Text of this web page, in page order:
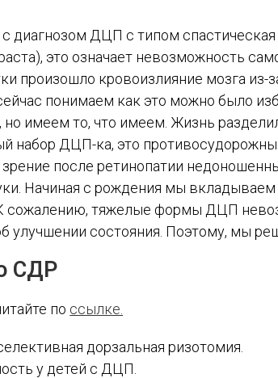
с диагнозом ДЦП с типом
это означает невозможность
произошло кровоизлияние мозга из-
понимаем как это можно было
имеем то, что имеем. Жизнь
набор ДЦП-ка, это
после ретинопатии
Начиная с рождения мы
сожалению, тяжелые формы ДЦП
улучшении состояния. Поэтому, мы
СДР
по ссылке.
дорзальная ризотомия.
у детей с ДЦП.